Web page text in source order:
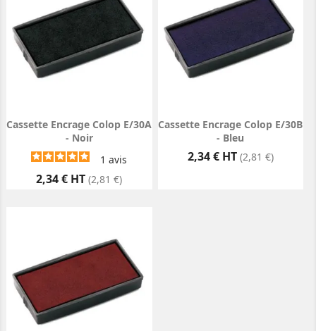
Cassette Encrage Colop E/30A
- Noir
1avis
Prix
2,34 € HT (2,81 €)
Cassette Encrage Colop E/30B
- Bleu
Prix
2,34 € HT (2,81 €)